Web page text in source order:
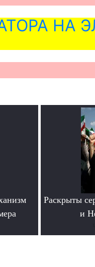
НА
Раскрыты
и